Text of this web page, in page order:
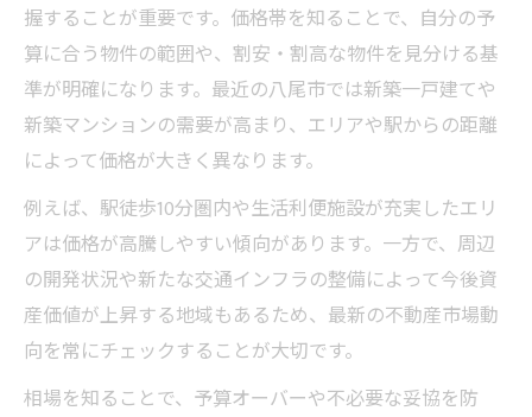
握することが重要です。価格帯を知ることで、自分の予
算に合う物件の範囲や、割安・割高な物件を見分ける基
準が明確になります。最近の八尾市では新築一戸建てや
新築マンションの需要が高まり、エリアや駅からの距離
によって価格が大きく異なります。
例えば、駅徒歩10分圏内や生活利便施設が充実したエリ
アは価格が高騰しやすい傾向があります。一方で、周辺
の開発状況や新たな交通インフラの整備によって今後資
産価値が上昇する地域もあるため、最新の不動産市場動
向を常にチェックすることが大切です。
相場を知ることで、予算オーバーや不必要な妥協を防